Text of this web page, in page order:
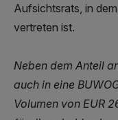
Aufsichtsrats, in
vertreten ist.
Neben dem Anteil
auch in eine
Volumen von EUR